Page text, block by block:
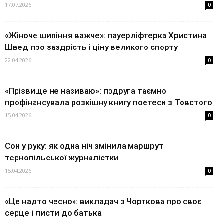
17.07.2026 0
«Жіноче шипіння важче»: пауерліфтерка Христина
Швед про заздрість і ціну великого спорту
22.04.2026 0
«Прізвище не називаю»: подруга таємно
профінансувала розкішну книгу поетеси з Товстого
15.04.2026 0
Сон у руку: як одна ніч змінила маршрут
тернопільської журналістки
15.04.2026 0
«Це надто чесно»: викладач з Чорткова про своє
серце і листи до батька